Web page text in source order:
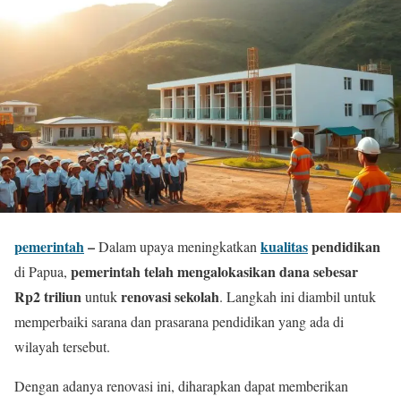
pemerintah–Dalam upaya meningkatkan kualitaspendidikan
di Papua, pemerintah telah mengalokasikan dana sebesar
Rp2 triliununtukrenovasi sekolah. Langkah ini diambil untuk
memperbaiki sarana dan prasarana pendidikan yang ada di
wilayah tersebut.
Dengan adanya renovasi ini, diharapkan dapat memberikan